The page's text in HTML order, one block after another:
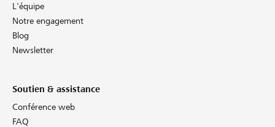
L'équipe
Notre engagement
Blog
Newsletter
Soutien & assistance
Conférence web
FAQ